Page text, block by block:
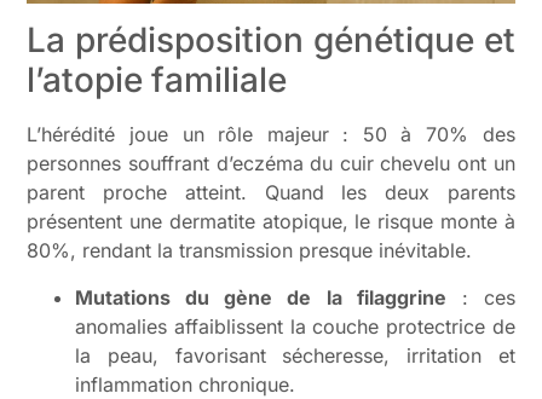
La prédisposition génétique et
l’atopie familiale
L’hérédité joue un rôle majeur : 50 à 70% des
personnes souffrant d’eczéma du cuir chevelu ont un
parent proche atteint. Quand les deux parents
présentent une dermatite atopique, le risque monte à
80%, rendant la transmission presque inévitable.
Mutations du gène de la filaggrine : ces
anomalies affaiblissent la couche protectrice de
la peau, favorisant sécheresse, irritation et
inflammation chronique.